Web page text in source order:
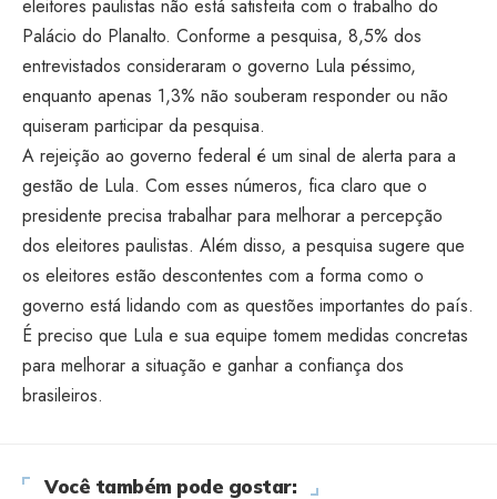
eleitores paulistas não está satisfeita com o trabalho do
Palácio do Planalto. Conforme a pesquisa, 8,5% dos
entrevistados consideraram o governo Lula péssimo,
enquanto apenas 1,3% não souberam responder ou não
quiseram participar da pesquisa.
A rejeição ao governo federal é um sinal de alerta para a
gestão de Lula. Com esses números, fica claro que o
presidente precisa trabalhar para melhorar a percepção
dos eleitores paulistas. Além disso, a pesquisa sugere que
os eleitores estão descontentes com a forma como o
governo está lidando com as questões importantes do país.
É preciso que Lula e sua equipe tomem medidas concretas
para melhorar a situação e ganhar a confiança dos
brasileiros.
Você também pode gostar: